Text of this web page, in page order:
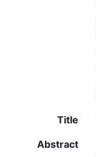
Title
Abstract